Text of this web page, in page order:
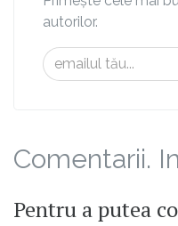
autorilor.
Comentarii.
Pentru a putea